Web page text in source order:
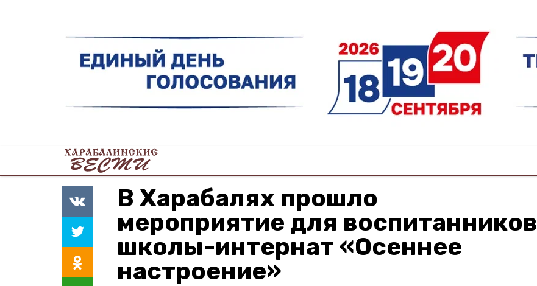
В Харабалях прошло
мероприятие для воспитанников
школы-интернат «Осеннее
настроение»